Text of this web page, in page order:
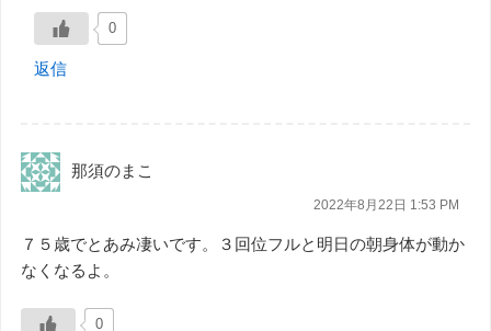
0
返信
那須のまこ
2022年8月22日 1:53 PM
７５歳でとあみ凄いです。３回位フルと明日の朝身体が動か
なくなるよ。
0